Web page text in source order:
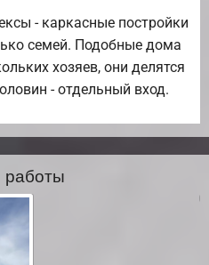
- каркасные постройки
семей. Подобные дома
хозяев, они делятся
- отдельный вход.